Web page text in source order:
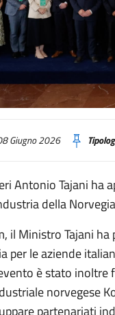
Italia-Norvegia
Giugno 2026
Antonio Tajani ha
della
il Ministro Tajani
per le aziende
è stato
norvegese
partenariati